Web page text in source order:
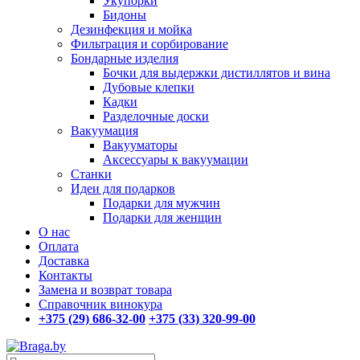
Бидоны
Дезинфекция и мойка
Фильтрация и сорбирование
Бондарные изделия
Бочки для выдержки дистиллятов и вина
Дубовые клепки
Кадки
Разделочные доски
Вакуумация
Вакууматоры
Аксессуары к вакуумации
Станки
Идеи для подарков
Подарки для мужчин
Подарки для женщин
О нас
Оплата
Доставка
Контакты
Замена и возврат товара
Справочник винокура
+375 (29) 686-32-00 +375 (33) 320-99-00